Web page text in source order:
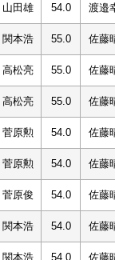
山田雄 54.0 渡邉
関本浩 55.0 佐藤
高松亮 55.0 佐藤
高松亮 55.0 佐藤
菅原勲 54.0 佐藤
菅原勲 54.0 佐藤
菅原俊 54.0 佐藤
関本浩 54.0 佐藤
関本浩 54.0 佐藤